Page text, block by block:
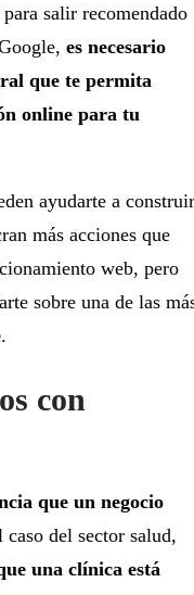
salir recomendado
es necesario
que te permita
online para tu
ayudarte a construir
más acciones que
web, pero
sobre una de las
.
con
que un negocio
caso del sector salud,
una clínica está